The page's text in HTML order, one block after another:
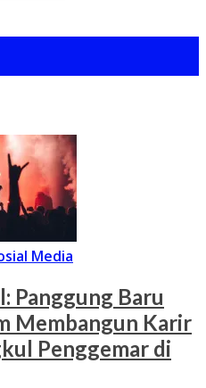
Media
Panggung Baru
Membangun Karir
Penggemar di